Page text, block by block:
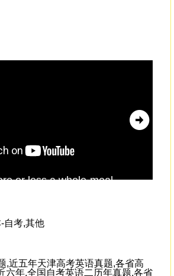
or less,a whole-meal,
自考,其他
,近五年天津高考英语真题,各省高
六年,全国自考英语二历年真题,各省